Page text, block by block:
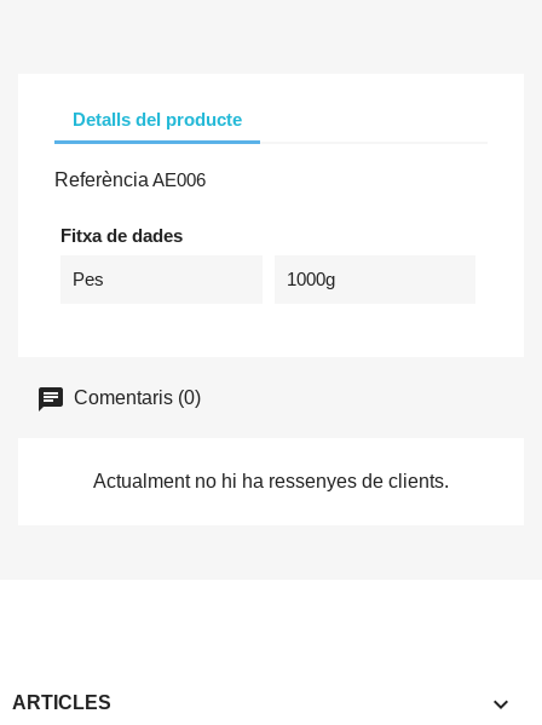
Detalls del producte
Referència AE006
Fitxa de dades
Pes 1000g
Comentaris (0)
Actualment no hi ha ressenyes de clients.
ARTICLES 